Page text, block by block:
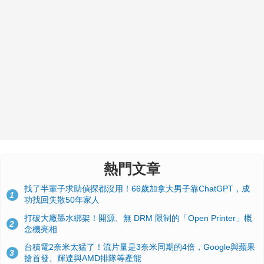
熱門文章
1
找了半輩子求助偵探都沒用！66歲加拿大男子靠ChatGPT，成
功找回失散50年家人
2
打破大廠墨水綁架！開源、無 DRM 限制的「Open Printer」概
念機亮相
3
台積電2奈米太猛了！流片量是3奈米同期的4倍，Google與蘋果
搶首發、輝達與AMD排隊等產能